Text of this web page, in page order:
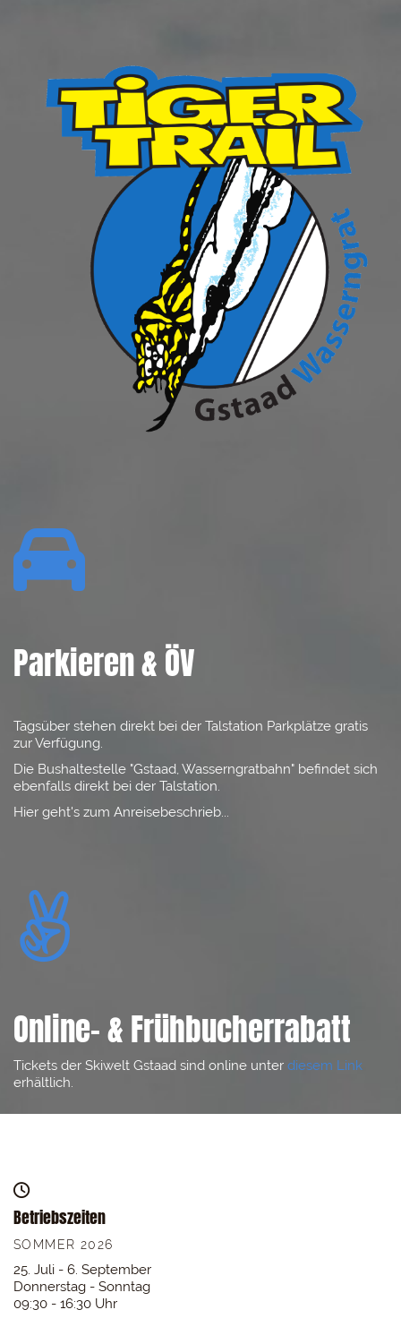

Parkieren & ÖV
Tagsüber stehen direkt bei der Talstation Parkplätze gratis
zur Verfügung.
Die Bushaltestelle "Gstaad, Wasserngratbahn" befindet sich
ebenfalls direkt bei der Talstation.
Hier geht's zum Anreisebeschrieb...

Online- & Frühbucherrabatt
Tickets der Skiwelt Gstaad sind online unter diesem Link
erhältlich.

Betriebszeiten
SOMMER 2026
25. Juli - 6. September
Donnerstag - Sonntag
09:30 - 16:30 Uhr